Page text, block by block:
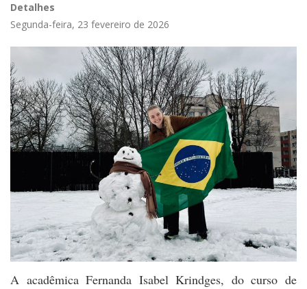
Detalhes
Segunda-feira, 23 fevereiro de 2026
A acadêmica Fernanda Isabel Krindges, do curso de